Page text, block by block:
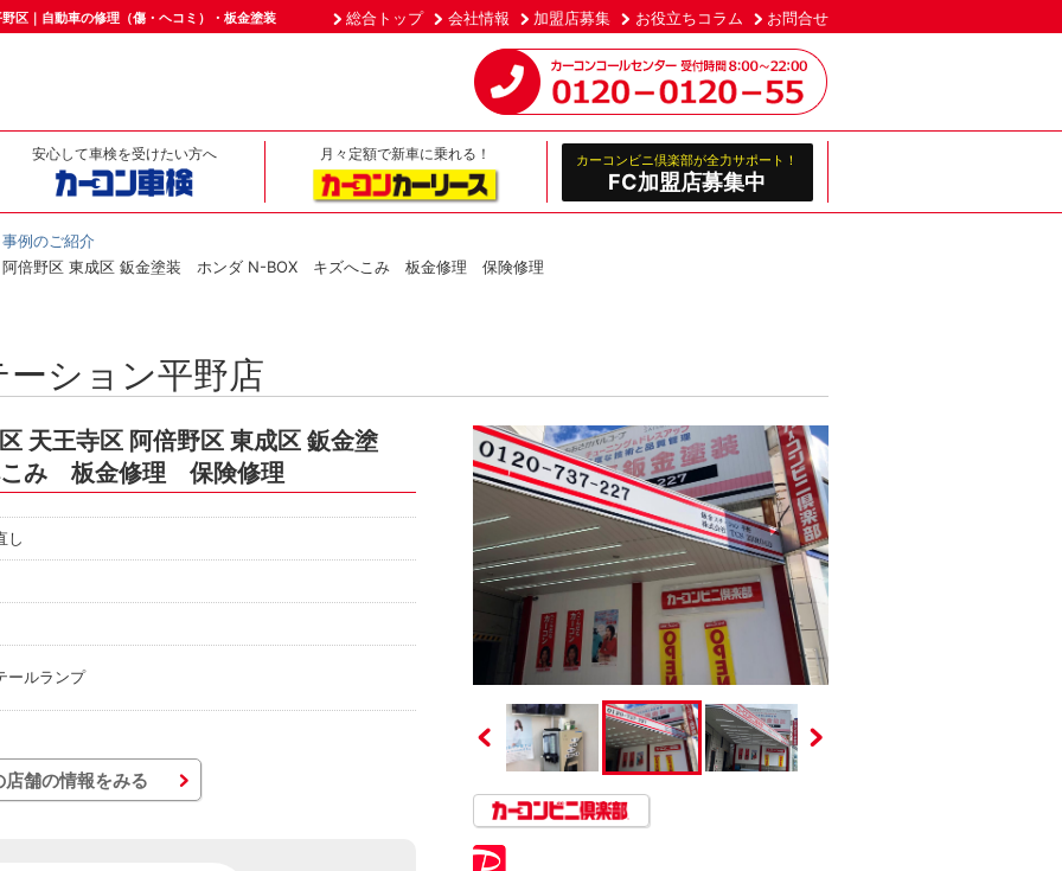
区｜自動車の修理（傷・ヘコミ）・板金塗装 総合トップ 会社情報 加盟店募集 お役立ちコラム お問合せ
安心して車検を受けたい方へ 月々定額で新車に乗れる！ カーコンビニ倶楽部が全力サポート！
FC加盟店募集中
事例のご紹介
阿倍野区 東成区 鈑金塗装 ホンダ N-BOX キズへこみ 板金修理 保険修理
ション平野店
天王寺区 阿倍野区 東成区 鈑金塗
み 板金修理 保険修理
し
ールランプ
店舗の情報をみる